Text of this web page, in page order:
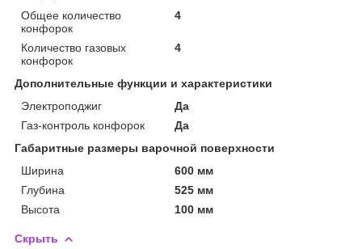
Общее количество
конфорок
4
Количество газовых
конфорок
4
Дополнительные функции и характеристики
Электроподжиг
Да
Газ-контроль конфорок
Да
Габаритные размеры варочной поверхности
Ширина
600 мм
Глубина
525 мм
Высота
100 мм
Скрыть